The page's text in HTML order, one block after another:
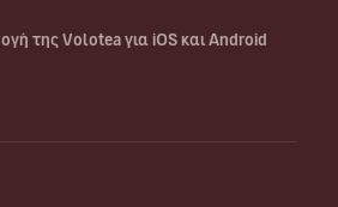
της Volotea για iOS και Android